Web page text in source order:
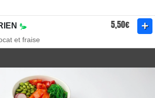
5,50€
et fraise